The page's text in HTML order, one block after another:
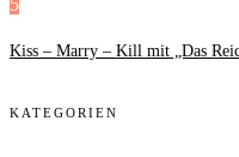
5
Kiss – Marry – Kill mit „Das
KATEGORIEN